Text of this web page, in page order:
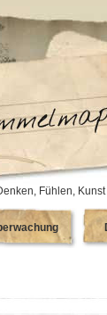
Fühlen,